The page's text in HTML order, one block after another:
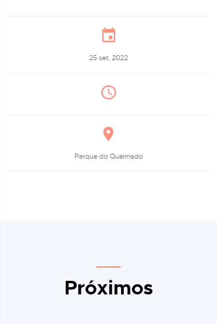
25 set, 2022
Parque do Queimado
Próximos